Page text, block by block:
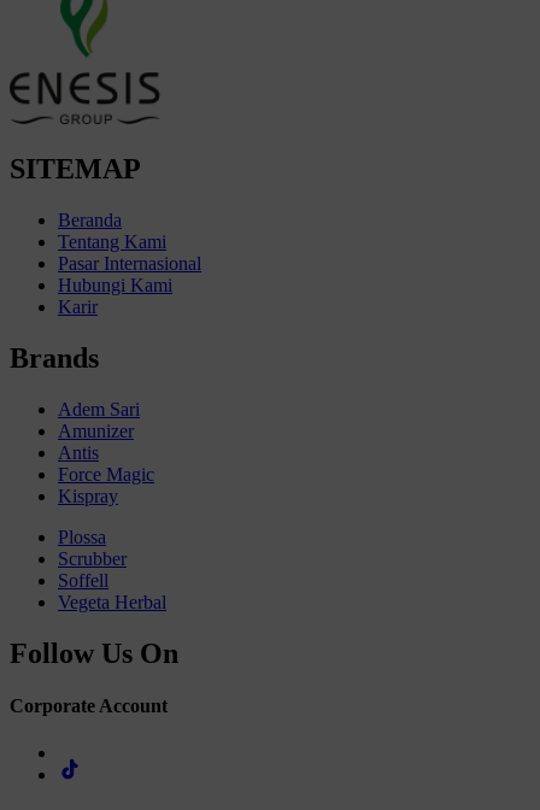
SITEMAP
Beranda
Tentang Kami
Pasar Internasional
Hubungi Kami
Karir
Brands
Adem Sari
Amunizer
Antis
Force Magic
Kispray
Plossa
Scrubber
Soffell
Vegeta Herbal
Follow Us On
Corporate Account